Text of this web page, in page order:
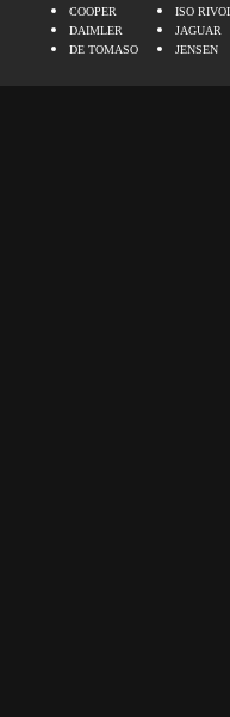
COOPER
DAIMLER
DE TOMASO
ISO
JAGUAR
JENSEN